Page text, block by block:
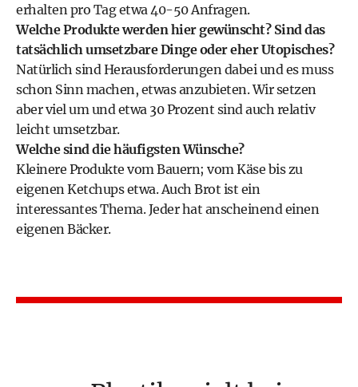
erhalten pro Tag etwa 40-50 Anfragen.
Welche Produkte werden hier gewünscht? Sind das
tatsächlich umsetzbare Dinge oder eher Utopisches?
Natürlich sind Herausforderungen dabei und es muss
schon Sinn machen, etwas anzubieten. Wir setzen
aber viel um und etwa 30 Prozent sind auch relativ
leicht umsetzbar.
Welche sind die häufigsten Wünsche?
Kleinere Produkte vom Bauern; vom Käse bis zu
eigenen Ketchups etwa. Auch Brot ist ein
interessantes Thema. Jeder hat anscheinend einen
eigenen Bäcker.